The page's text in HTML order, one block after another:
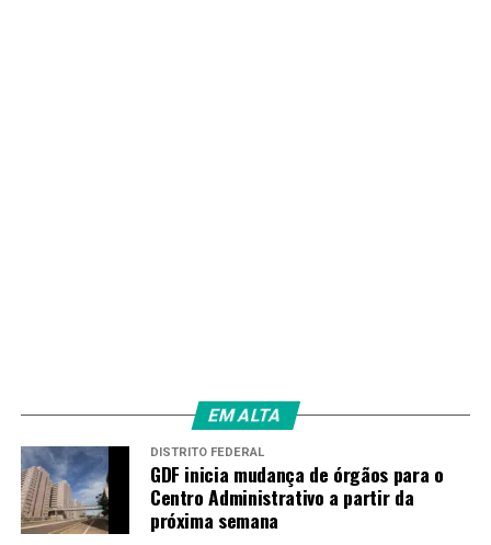
reforça esse compromisso e amplia as oportunidades
oferecidas aos jovens.
Na avaliação de Gabriel, a convivência com diferentes
tradições também contribui para a formação cidadã dos
estudantes.
EM ALTA
DISTRITO FEDERAL
GDF inicia mudança de órgãos para o
Centro Administrativo a partir da
próxima semana